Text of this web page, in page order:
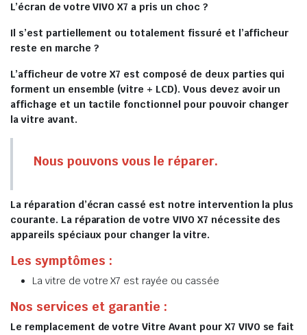
L’écran de votre VIVO X7 a pris un choc ?
Il s’est partiellement ou totalement fissuré et l’afficheur
reste en marche ?
L’afficheur de votre X7 est composé de deux parties qui
forment un ensemble (vitre + LCD). Vous devez avoir un
affichage et un tactile fonctionnel pour pouvoir changer
la vitre avant.
Nous pouvons vous le réparer.
La réparation d’écran cassé est notre intervention la plus
courante. La réparation de votre VIVO X7 nécessite des
appareils spéciaux pour changer la vitre.
Les symptômes :
La vitre de votre X7 est rayée ou cassée
Nos services et garantie :
Le remplacement de votre Vitre Avant pour X7 VIVO se fait